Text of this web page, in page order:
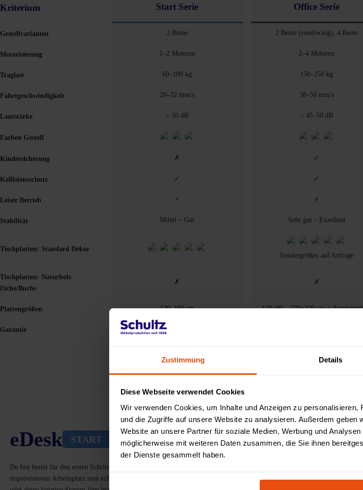
Zustimmung Details
Diese Webseite verwendet Cookies
Wir verwenden Cookies, um Inhalte und Anzeigen zu
und die Zugriffe auf unsere Website zu analysieren. Außerdem geben
Website an unsere Partner für soziale Medien, Werbung und
möglicherweise mit weiteren Daten zusammen, die Sie ihnen
der Dienste gesammelt haben.
Kriterium Start Serie Office Serie
Gestellvarianten 2 Beine 2 Beine (rund/eckig), 4 Beine
Motorisierung 1–2 Motoren 2–4 Motoren
Traglast 60–100 kg 150–250 kg
Fahrtgeschwindigkeit 20–32 mm/s 38–50 mm/s
Lautstärke < 50 dB < 45–50 dB
Farben Gestell
Kindersicherung ✗ ✓
Kollisionsschutz ✓ ✓
Leiser Betrieb ✓ ✓
Stabilität Mittel – Gut Sehr gut – Exzellent
Tischplatten: Standard Dekor
Sondergrößen auf Anfrage
Tischplatten: Naturholz
Eiche/Buche
✗ ✗
Plattengrößen 120–160 cm 120×80 – 220×100 cm +
Garantie
eDesk START
Du bist bereit für den ersten Schritt in eine gesündere Arbeitsweise - ohne dein Budget zu sprengen? Mit eDesk Start machst
improvisierten Arbeitsplatz zum echten Home-Office-Setup. Einfach, robust und stylish - genau das, was du für deinen